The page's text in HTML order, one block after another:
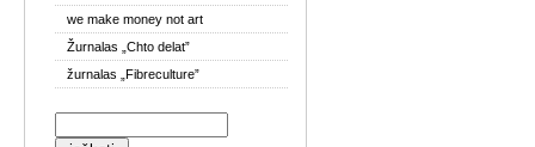
we make money not art
Žurnalas „Chto delat”
žurnalas „Fibreculture”